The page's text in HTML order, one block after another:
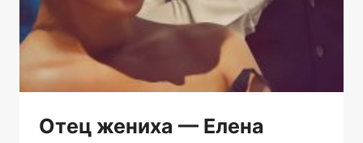
Отец жениха — Елена